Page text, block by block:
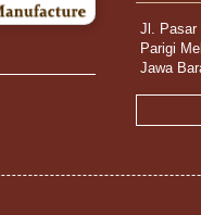
Jl. Pasar
Parigi
Jawa